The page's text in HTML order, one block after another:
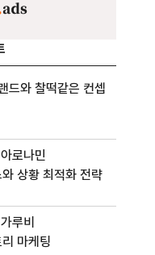
드와 찰떡같은 컨셉
로나민
상황 최적화 전략
루비
마케팅